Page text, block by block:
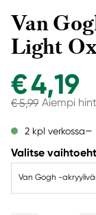
Van
Light
€ 4,19
€ 5,99 Aiempi
2 kpl verkossa
Valitse
Van Gogh -